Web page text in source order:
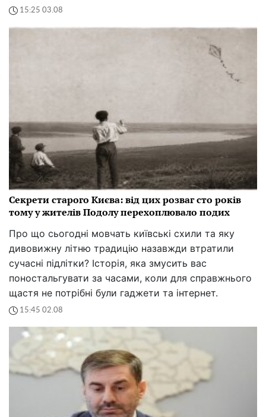
15:25 03.08
Секрети старого Києва: від цих розваг сто років
тому у жителів Подолу перехоплювало подих
Про що сьогодні мовчать київські схили та яку
дивовижну літню традицію назавжди втратили
сучасні підлітки? Історія, яка змусить вас
поностальгувати за часами, коли для справжнього
щастя не потрібні були гаджети та інтернет.
15:45 02.08